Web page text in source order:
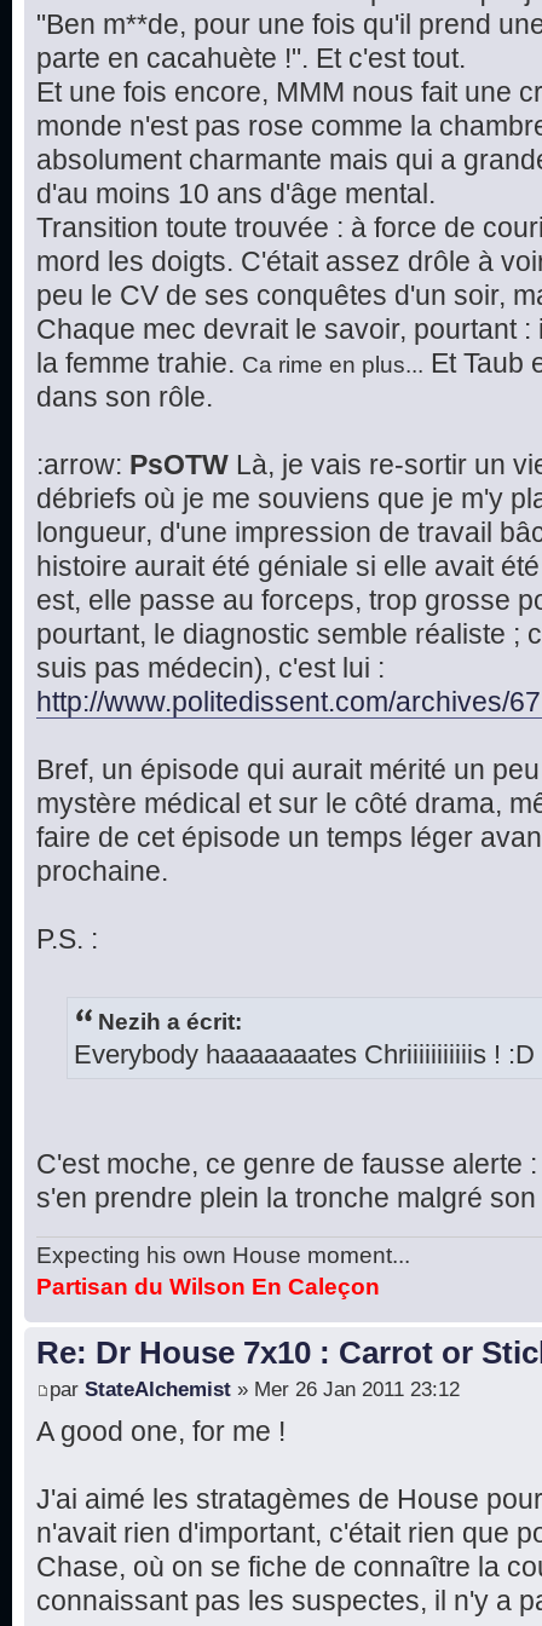
"Ben m**de, pour une fois qu'il prend
parte en cacahuète !". Et c'est tout.
Et une fois encore, MMM nous fait une
monde n'est pas rose comme la
absolument charmante mais qui a
d'au moins 10 ans d'âge mental.
Transition toute trouvée : à force de
mord les doigts. C'était assez drôle à
peu le CV de ses conquêtes d'un soir,
Chaque mec devrait le savoir, pourtant
la femme trahie. Ca rime en plus... Et Taub
dans son rôle.
:arrow: PsOTW Là, je vais re-sortir un
débriefs où je me souviens que je m'y
longueur, d'une impression de travail
histoire aurait été géniale si elle avait
est, elle passe au forceps, trop grosse
pourtant, le diagnostic semble réaliste ;
suis pas médecin), c'est lui :
http://www.politedissent.com/archives/
Bref, un épisode qui aurait mérité un
mystère médical et sur le côté drama,
faire de cet épisode un temps léger
prochaine.
P.S. :
Nezih a écrit:
Everybody haaaaaaates Chriiiiiiiiiiis ! :D
C'est moche, ce genre de fausse alerte
s'en prendre plein la tronche malgré
Expecting his own House moment...
Partisan du Wilson En Caleçon
Re: Dr House 7x10 : Carrot or
par StateAlchemist » Mer 26 Jan 2011 23:12
A good one, for me !
J'ai aimé les stratagèmes de House
n'avait rien d'important, c'était rien que
Chase, où on se fiche de connaître la
connaissant pas les suspectes, il n'y a